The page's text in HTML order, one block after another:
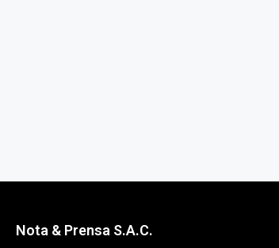
Nota & Prensa S.A.C.